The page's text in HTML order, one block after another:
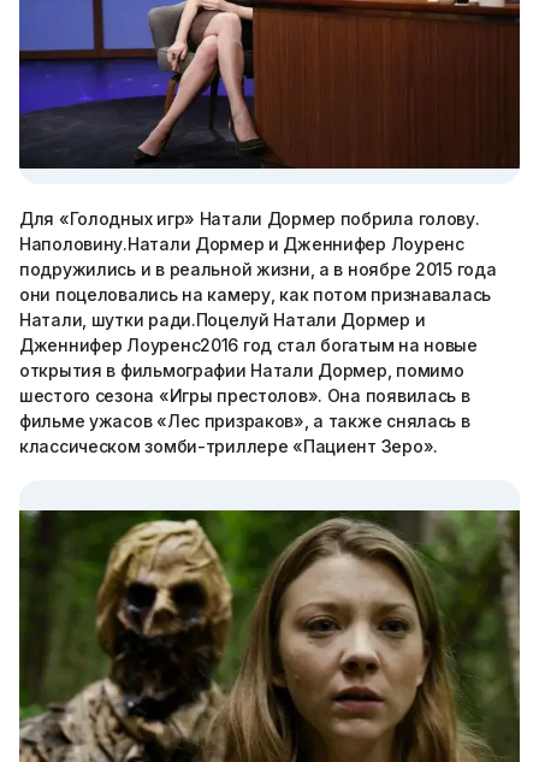
Для «Голодных игр» Натали Дормер побрила голову.
Наполовину.Натали Дормер и Дженнифер Лоуренс
подружились и в реальной жизни, а в ноябре 2015 года
они поцеловались на камеру, как потом признавалась
Натали, шутки ради.Поцелуй Натали Дормер и
Дженнифер Лоуренс2016 год стал богатым на новые
открытия в фильмографии Натали Дормер, помимо
шестого сезона «Игры престолов». Она появилась в
фильме ужасов «Лес призраков», а также снялась в
классическом зомби-триллере «Пациент Зеро».